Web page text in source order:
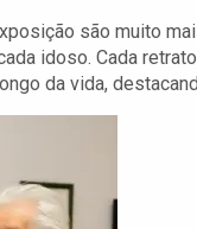
são muito
idoso. Cada
da vida,